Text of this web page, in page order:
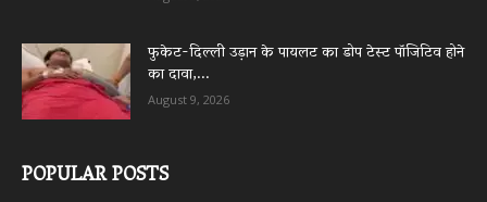
फुकेट-दिल्ली उड़ान के पायलट का डोप टेस्ट पॉजिटिव होने
का दावा,...
August 9, 2026
POPULAR POSTS